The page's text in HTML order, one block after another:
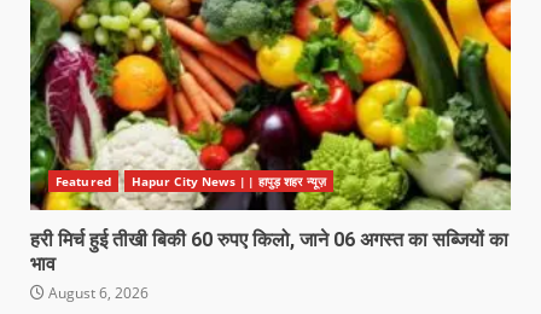
Featured Hapur City News || हापुड़ शहर न्यूज़
हरी मिर्च हुई तीखी बिकी 60 रुपए किलो, जाने 06 अगस्त का सब्जियों का
भाव
August 6, 2026